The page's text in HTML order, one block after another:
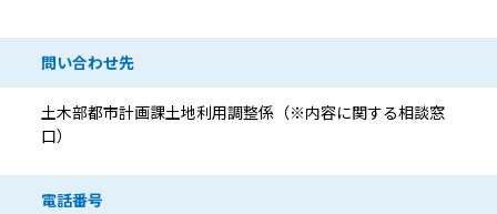
問い合わせ先
土木部都市計画課土地利用調整係（※内容に関する相談窓
口）
電話番号